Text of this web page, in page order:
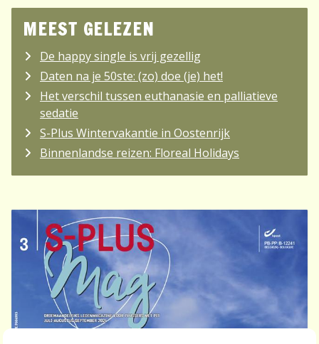
MEEST GELEZEN
De happy single is vrij gezellig
Daten na je 50ste: (zo) doe (je) het!
Het verschil tussen euthanasie en palliatieve
sedatie
S-Plus Wintervakantie in Oostenrijk
Binnenlandse reizen: Floreal Holidays